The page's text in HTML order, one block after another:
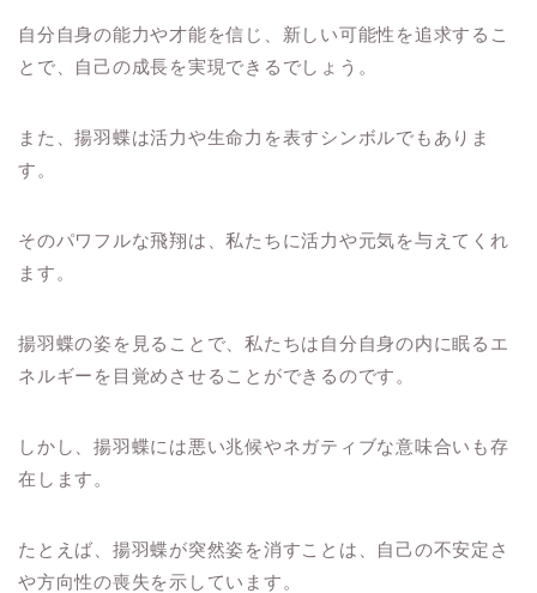
自分自身の能力や才能を信じ、新しい可能性を追求するこ
とで、自己の成長を実現できるでしょう。
また、揚羽蝶は活力や生命力を表すシンボルでもありま
す。
そのパワフルな飛翔は、私たちに活力や元気を与えてくれ
ます。
揚羽蝶の姿を見ることで、私たちは自分自身の内に眠るエ
ネルギーを目覚めさせることができるのです。
しかし、揚羽蝶には悪い兆候やネガティブな意味合いも存
在します。
たとえば、揚羽蝶が突然姿を消すことは、自己の不安定さ
や方向性の喪失を示しています。